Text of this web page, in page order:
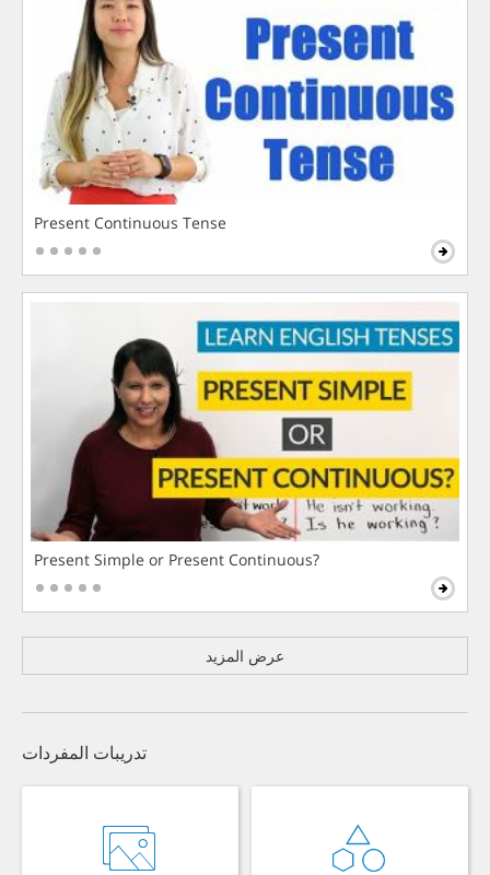
Present Continuous Tense
Present Simple or Present Continuous?
عرض المزيد
تدريبات المفردات